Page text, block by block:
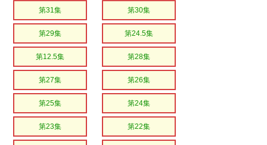
第31集 第30集
第29集 第24.5集
第12.5集 第28集
第27集 第26集
第25集 第24集
第23集 第22集